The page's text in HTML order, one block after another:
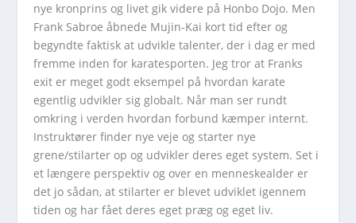
nye kronprins og livet gik videre på Honbo Dojo. Men
Frank Sabroe åbnede Mujin-Kai kort tid efter og
begyndte faktisk at udvikle talenter, der i dag er med
fremme inden for karatesporten. Jeg tror at Franks
exit er meget godt eksempel på hvordan karate
egentlig udvikler sig globalt. Når man ser rundt
omkring i verden hvordan forbund kæmper internt.
Instruktører finder nye veje og starter nye
grene/stilarter op og udvikler deres eget system. Set i
et længere perspektiv og over en menneskealder er
det jo sådan, at stilarter er blevet udviklet igennem
tiden og har fået deres eget præg og eget liv.